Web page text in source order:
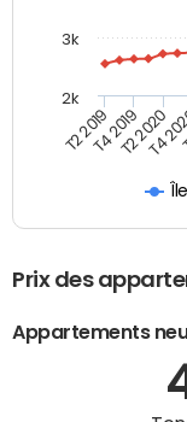
T2 2019T4 2019T2 2020
T4
2k
3k
Prix des
Appartements